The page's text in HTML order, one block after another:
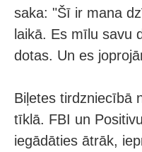
saka: "Šī ir mana
laikā. Es mīlu savu
dotas. Un es
Biļetes tirdzniecībā
tīklā. FBI un
iegādāties ātrāk,